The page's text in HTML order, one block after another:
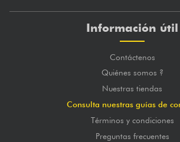
Información útil
Contáctenos
Quiénes somos ?
Nuestras tiendas
Consulta nuestras guías de
Términos y condiciones
Preguntas frecuentes